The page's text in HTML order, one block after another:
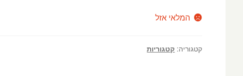
המלאי אזל
קטגוריה: קטגוריות